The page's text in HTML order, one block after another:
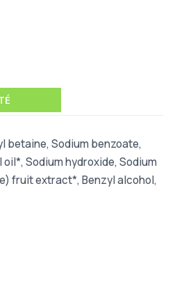
betaine, Sodium benzoate,
Sodium hydroxide, Sodium
fruit extract*, Benzyl alcohol,